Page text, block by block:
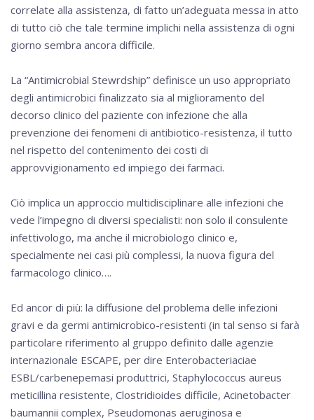
correlate alla assistenza, di fatto un’adeguata messa in atto
di tutto ciò che tale termine implichi nella assistenza di ogni
giorno sembra ancora difficile.
La “Antimicrobial Stewrdship” definisce un uso appropriato
degli antimicrobici finalizzato sia al miglioramento del
decorso clinico del paziente con infezione che alla
prevenzione dei fenomeni di antibiotico-resistenza, il tutto
nel rispetto del contenimento dei costi di
approvvigionamento ed impiego dei farmaci.
Ciò implica un approccio multidisciplinare alle infezioni che
vede l’impegno di diversi specialisti: non solo il consulente
infettivologo, ma anche il microbiologo clinico e,
specialmente nei casi più complessi, la nuova figura del
farmacologo clinico….
Ed ancor di più: la diffusione del problema delle infezioni
gravi e da germi antimicrobico-resistenti (in tal senso si farà
particolare riferimento al gruppo definito dalle agenzie
internazionale ESCAPE, per dire Enterobacteriaciae
ESBL/carbenepemasi produttrici, Staphylococcus aureus
meticillina resistente, Clostridioides difficile, Acinetobacter
baumannii complex, Pseudomonas aeruginosa e